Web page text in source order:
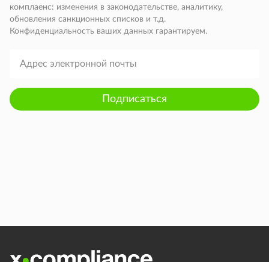
комплаенс: изменения в законодательстве, аналитику,
обновления санкционных списков и т.д.
Конфиденциальность ваших данных гарантируем.
Подписаться